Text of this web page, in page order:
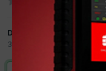
Da stive
30 Settembre 2016